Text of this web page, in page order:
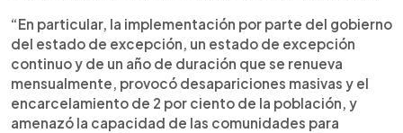
“En particular, la implementación por parte del gobierno
del estado de excepción, un estado de excepción
continuo y de un año de duración que se renueva
mensualmente, provocó desapariciones masivas y el
encarcelamiento de 2 por ciento de la población, y
amenazó la capacidad de las comunidades para